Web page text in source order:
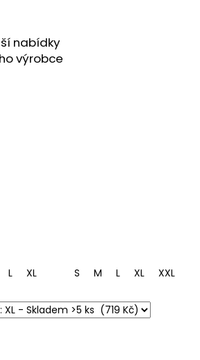
nabídky
výrobce
L XL S M L XL XXL